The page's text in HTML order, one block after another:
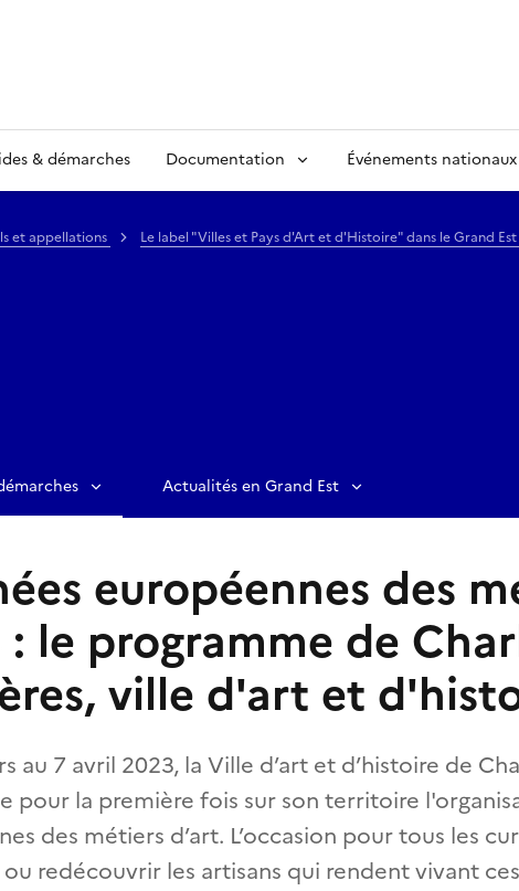
& démarches Documentation Événements nationaux
et appellations Le label "Villes et Pays d'Art et d'Histoire" dans le Grand
Actualités en Grand Est
européennes des
: le programme de
ville d'art et
au 7 avril 2023, la Ville d’art et d’histoire de
pour la première fois sur son territoire
des métiers d’art. L’occasion pour tous les
redécouvrir les artisans qui rendent vivant